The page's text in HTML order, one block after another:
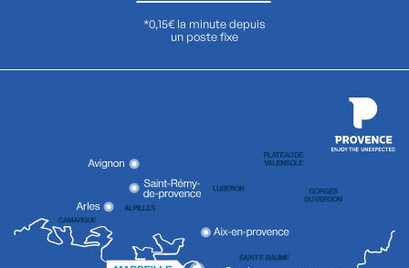
*0,15€ la minute depuis
un poste fixe